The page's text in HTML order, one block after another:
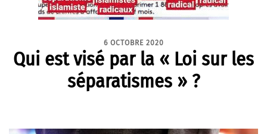
6 OCTOBRE 2020
Qui est visé par la « Loi sur les
séparatismes » ?